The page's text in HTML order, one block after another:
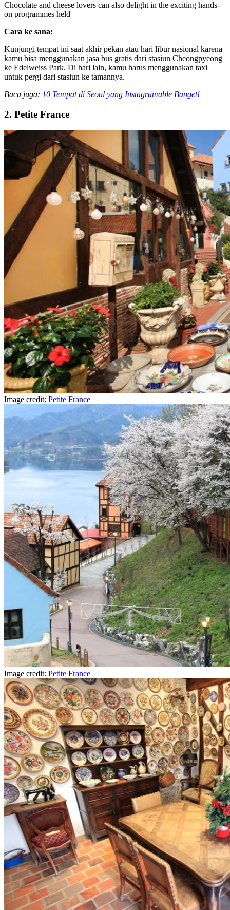
Chocolate and cheese lovers can also delight in the exciting hands-
on programmes held
Cara ke sana:
Kunjungi tempat ini saat akhir pekan atau hari libur nasional karena
kamu bisa menggunakan jasa bus gratis dari stasiun Cheongpyeong
ke Edelweiss Park. Di hari lain, kamu harus menggunakan taxi
untuk pergi dari stasiun ke tamannya.
Baca juga: 10 Tempat di Seoul yang Instagramable Banget!
2. Petite France
Image credit: Petite France
Image credit: Petite France